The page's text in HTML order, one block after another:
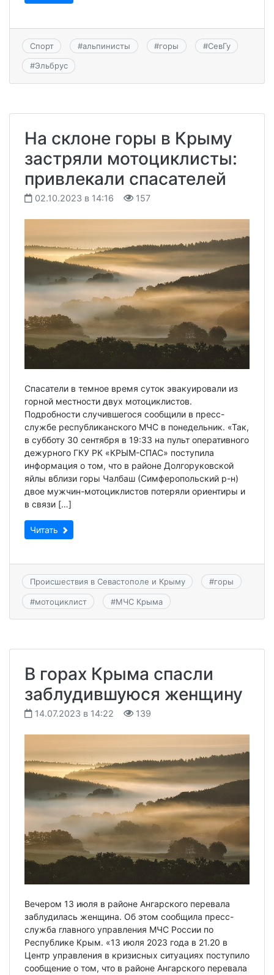
Спорт #альпинисты #горы #СевГу
#Эльбрус
На склоне горы в Крыму
застряли мотоциклисты:
привлекали спасателей
02.10.2023 в 14:16 157
Спасатели в темное время суток эвакуировали из
горной местности двух мотоциклистов.
Подробности случившегося сообщили в пресс-
службе республиканского МЧС в понедельник. «Так,
в субботу 30 сентября в 19:33 на пульт оперативного
дежурного ГКУ РК «КРЫМ-СПАС» поступила
информация о том, что в районе Долгоруковской
яйлы вблизи горы Чалбаш (Симферопольский р-н)
двое мужчин-мотоциклистов потеряли ориентиры и
в связи […]
Читать
Происшествия в Севастополе и Крыму #горы
#мотоциклист #МЧС Крыма
В горах Крыма спасли
заблудившуюся женщину
14.07.2023 в 14:22 139
Вечером 13 июля в районе Ангарского перевала
заблудилась женщина. Об этом сообщила пресс-
служба главного управления МЧС России по
Республике Крым. «13 июля 2023 года в 21.20 в
Центр управления в кризисных ситуациях поступило
сообщение о том, что в районе Ангарского перевала